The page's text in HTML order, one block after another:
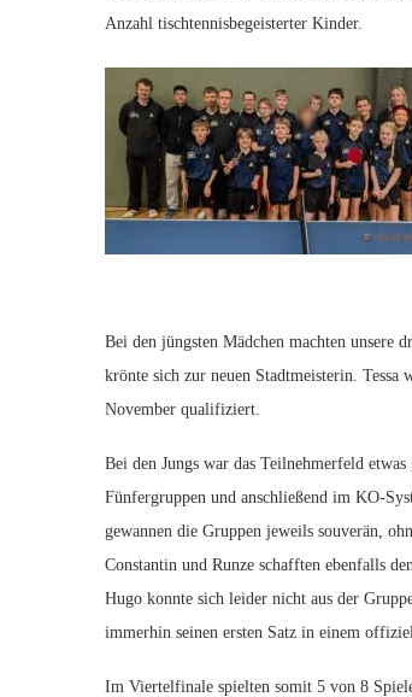
Anzahl tischtennisbegeisterter Kinder.
Bei den jüngsten Mädchen machten unsere
krönte sich zur neuen Stadtmeisterin.
November qualifiziert.
Bei den Jungs war das Teilnehmerfeld
Fünfergruppen und anschließend im KO-
gewannen die Gruppen jeweils souverän,
Constantin und Runze schafften ebenfalls
Hugo konnte sich leider nicht aus der
immerhin seinen ersten Satz in einem
Im Viertelfinale spielten somit 5 von 8